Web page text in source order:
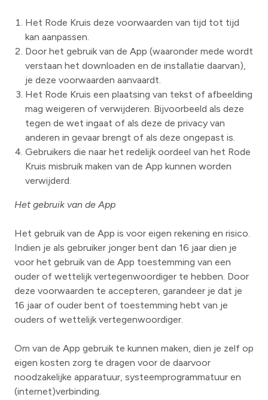
Het Rode Kruis deze voorwaarden van tijd tot tijd
kan aanpassen.
Door het gebruik van de App (waaronder mede wordt
verstaan het downloaden en de installatie daarvan),
je deze voorwaarden aanvaardt.
Het Rode Kruis een plaatsing van tekst of afbeelding
mag weigeren of verwijderen. Bijvoorbeeld als deze
tegen de wet ingaat of als deze de privacy van
anderen in gevaar brengt of als deze ongepast is.
Gebruikers die naar het redelijk oordeel van het Rode
Kruis misbruik maken van de App kunnen worden
verwijderd.
Het gebruik van de App
Het gebruik van de App is voor eigen rekening en risico.
Indien je als gebruiker jonger bent dan 16 jaar dien je
voor het gebruik van de App toestemming van een
ouder of wettelijk vertegenwoordiger te hebben. Door
deze voorwaarden te accepteren, garandeer je dat je
16 jaar of ouder bent of toestemming hebt van je
ouders of wettelijk vertegenwoordiger.
Om van de App gebruik te kunnen maken, dien je zelf op
eigen kosten zorg te dragen voor de daarvoor
noodzakelijke apparatuur, systeemprogrammatuur en
(internet)verbinding.